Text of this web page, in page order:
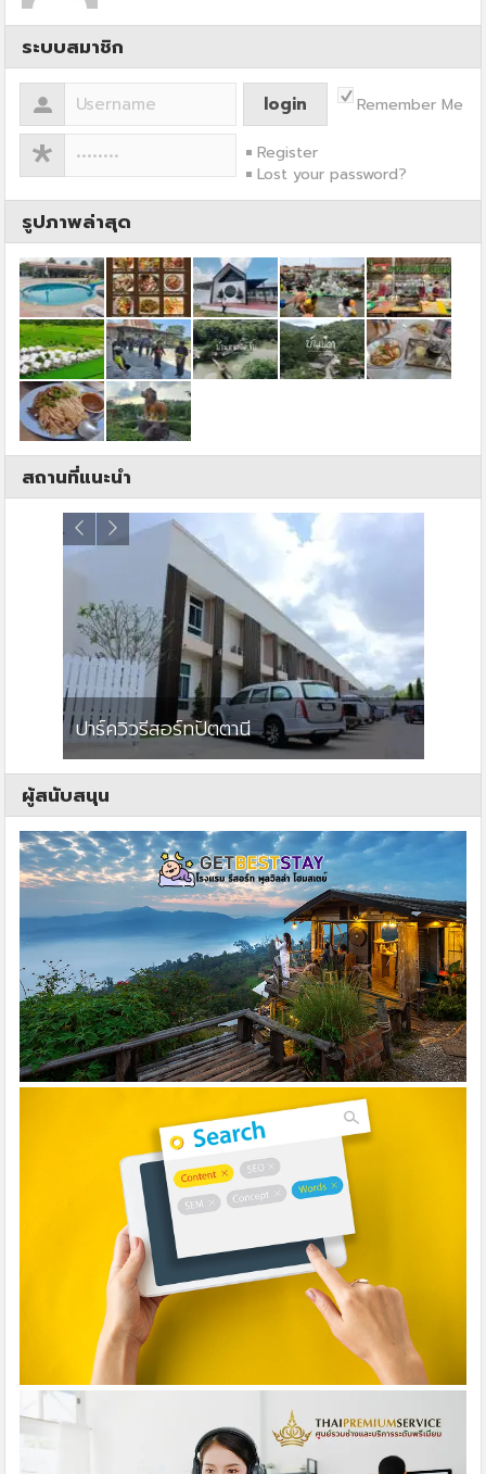
ระบบสมาชิก
Remember Me
Register
Lost your password?
รูปภาพล่าสุด
สถานที่แนะนำ
ปาร์ควิวรีสอร์ทปัตตานี
ผู้สนับสนุน